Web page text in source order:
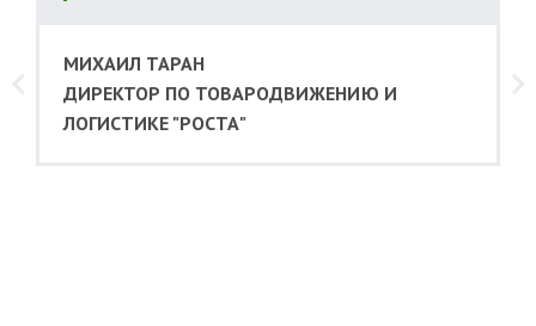
МИХАИЛ ТАРАН
ДИРЕКТОР ПО ТОВАРОДВИЖЕНИЮ И
ЛОГИСТИКЕ "РОСТА"